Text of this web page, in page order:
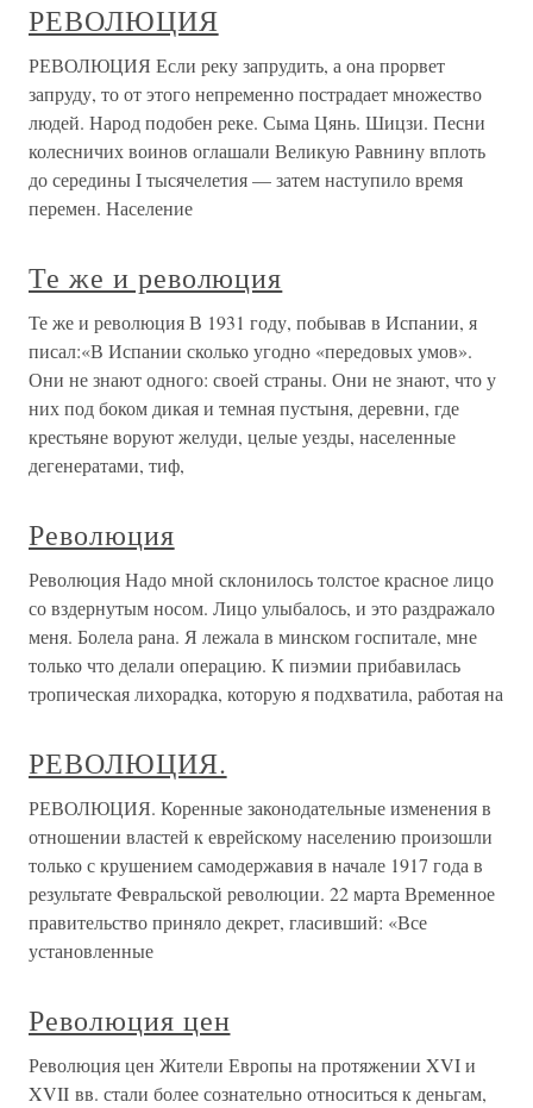
РЕВОЛЮЦИЯ
РЕВОЛЮЦИЯ Если реку запрудить, а она прорвет
запруду, то от этого непременно пострадает множество
людей. Народ подобен реке. Сыма Цянь. Шицзи. Песни
колесничих воинов оглашали Великую Равнину вплоть
до середины I тысячелетия — затем наступило время
перемен. Население
Те же и революция
Те же и революция В 1931 году, побывав в Испании, я
писал:«В Испании сколько угодно «передовых умов».
Они не знают одного: своей страны. Они не знают, что у
них под боком дикая и темная пустыня, деревни, где
крестьяне воруют желуди, целые уезды, населенные
дегенератами, тиф,
Революция
Революция Надо мной склонилось толстое красное лицо
со вздернутым носом. Лицо улыбалось, и это раздражало
меня. Болела рана. Я лежала в минском госпитале, мне
только что делали операцию. К пиэмии прибавилась
тропическая лихорадка, которую я подхватила, работая на
РЕВОЛЮЦИЯ.
РЕВОЛЮЦИЯ. Коренные законодательные изменения в
отношении властей к еврейскому населению произошли
только с крушением самодержавия в начале 1917 года в
результате Февральской революции. 22 марта Временное
правительство приняло декрет, гласивший: «Все
установленные
Революция цен
Революция цен Жители Европы на протяжении XVI и
XVII вв. стали более сознательно относиться к деньгам,